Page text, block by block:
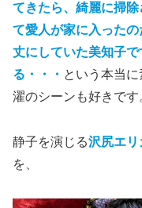
てきたら、綺麗に掃
て愛人が家に入った
丈にしていた美知子
る・・・ という本当
濯のシーンも好きです
静子を演じる沢尻エリ
を、